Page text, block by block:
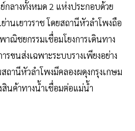
กลางทั้งหมด 2 แห่งประกอบด้วย
านเยาวราช โดยสถานีหัวลำโพงถือ
ชยกรรมเชื่อมโยงการเดินทาง
รขนส่งเฉพาะระบบรางเพียงอย่าง
ถานีหัวลำโพงมีคลองผดุงกรุงเกษม
นค้าทางน้ำเชื่อมต่อแม่น้ำ